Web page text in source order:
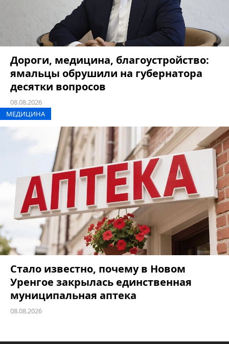
Дороги, медицина, благоустройство:
ямальцы обрушили на губернатора
десятки вопросов
08.08.2026
МЕДИЦИНА
Стало известно, почему в Новом
Уренгое закрылась единственная
муниципальная аптека
08.08.2026